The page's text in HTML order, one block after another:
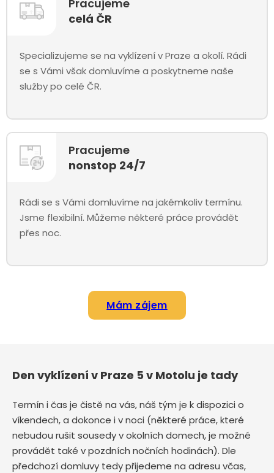
Pracujeme
celá ČR
Specializujeme se na vyklízení v Praze a okolí. Rádi
se s Vámi však domluvíme a poskytneme naše
služby po celé ČR.
Pracujeme
nonstop 24/7
Rádi se s Vámi domluvíme na jakémkoliv termínu.
Jsme flexibilní. Můžeme některé práce provádět
přes noc.
Mám zájem
Den vyklízení v Praze 5 v Motolu je tady
Termín i čas je čistě na vás, náš tým je k dispozici o
víkendech, a dokonce i v noci (některé práce, které
nebudou rušit sousedy v okolních domech, je možné
provádět také v pozdních nočních hodinách). Dle
předchozí domluvy tedy přijedeme na adresu včas,